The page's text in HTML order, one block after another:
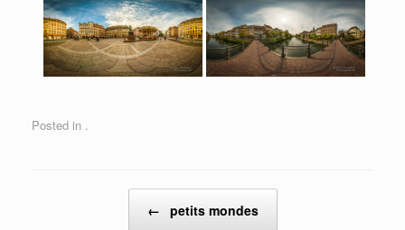
Posted in .
← petits mondes